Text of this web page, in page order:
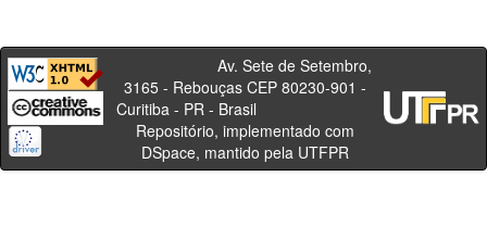
Av. Sete de Setembro,
3165 - Rebouças CEP 80230-901 -
Curitiba - PR - Brasil
Repositório, implementado com
DSpace, mantido pela UTFPR